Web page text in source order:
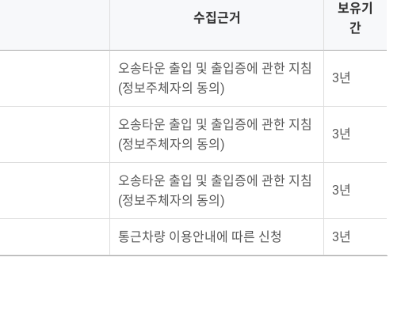
수집근거
보유기
간
오송타운 출입 및 출입증에 관한 지침
(정보주체자의 동의)
3년
오송타운 출입 및 출입증에 관한 지침
(정보주체자의 동의)
3년
오송타운 출입 및 출입증에 관한 지침
(정보주체자의 동의)
3년
통근차량 이용안내에 따른 신청 3년